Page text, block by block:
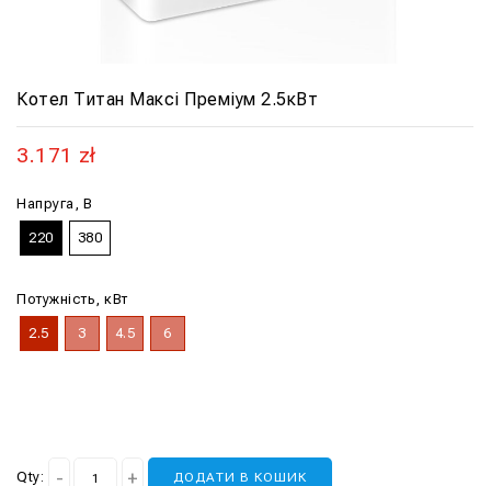
Котел Титан Максі Преміум 2.5кВт
3.171 zł
Напруга, В
220 380
Потужність, кВт
2.5 3 4.5 6
Qty: ДОДАТИ В КОШИК